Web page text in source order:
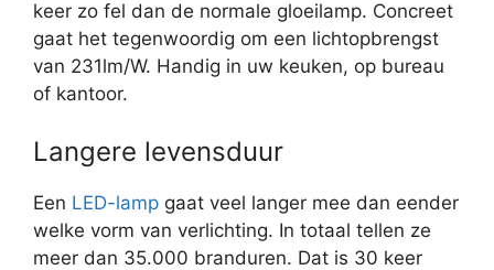
keer zo fel dan de normale gloeilamp. Concreet
gaat het tegenwoordig om een lichtopbrengst
van 231lm/W. Handig in uw keuken, op bureau
of kantoor.
Langere levensduur
Een LED-lamp gaat veel langer mee dan eender
welke vorm van verlichting. In totaal tellen ze
meer dan 35.000 branduren. Dat is 30 keer